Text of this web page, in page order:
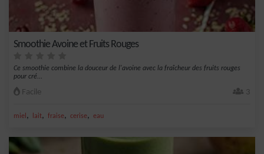
Smoothie Avoine et Fruits Rouges
Ce smoothie combine la douceur de l'avoine avec la fraîcheur des fruits rouges
pour cré...
Facile 3
miel , lait, fraise, cerise, eau